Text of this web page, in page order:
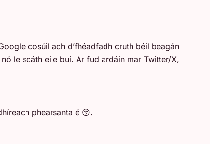
cosúil ach d’fhéadfadh cruth béil beagán
le scáth eile buí. Ar fud ardáin mar Twitter/X,
phearsanta é 😚.